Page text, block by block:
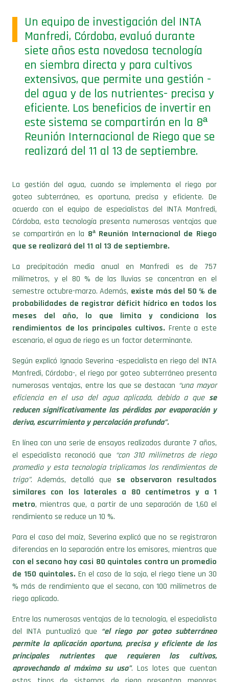
Un equipo de investigación del INTA
Manfredi, Córdoba, evaluó durante
siete años esta novedosa tecnología
en siembra directa y para cultivos
extensivos, que permite una gestión -
del agua y de los nutrientes- precisa y
eficiente. Los beneficios de invertir en
este sistema se compartirán en la 8ª
Reunión Internacional de Riego que se
realizará del 11 al 13 de septiembre.
La gestión del agua, cuando se implementa el riego por
goteo subterráneo, es oportuna, precisa y eficiente. De
acuerdo con el equipo de especialistas del INTA Manfredi,
Córdoba, esta tecnología presenta numerosas ventajas que
se compartirán en la 8ª Reunión Internacional de Riego
que se realizará del 11 al 13 de septiembre.
La precipitación media anual en Manfredi es de 757
milímetros, y el 80 % de las lluvias se concentran en el
semestre octubre-marzo. Además, existe más del 50 % de
probabilidades de registrar déficit hídrico en todos los
meses del año, lo que limita y condiciona los
rendimientos de los principales cultivos. Frente a este
escenario, el agua de riego es un factor determinante.
Según explicó Ignacio Severina -especialista en riego del INTA
Manfredi, Córdoba-, el riego por goteo subterráneo presenta
numerosas ventajas, entre las que se destacan “una mayor
eficiencia en el uso del agua aplicada, debido a que se
reducen significativamente las pérdidas por evaporación y
deriva, escurrimiento y percolación profunda”.
En línea con una serie de ensayos realizados durante 7 años,
el especialista reconoció que “con 310 milímetros de riego
promedio y esta tecnología triplicamos los rendimientos de
trigo”. Además, detalló que se observaron resultados
similares con los laterales a 80 centímetros y a 1
metro, mientras que, a partir de una separación de 1,60 el
rendimiento se reduce un 10 %.
Para el caso del maíz, Severina explicó que no se registraron
diferencias en la separación entre los emisores, mientras que
con el secano hay casi 80 quintales contra un promedio
de 150 quintales. En el caso de la soja, el riego tiene un 30
% más de rendimiento que el secano, con 100 milímetros de
riego aplicado.
Entre las numerosas ventajas de la tecnología, el especialista
del INTA puntualizó que “el riego por goteo subterráneo
permite la aplicación oportuna, precisa y eficiente de los
principales nutrientes que requieren los cultivos,
aprovechando al máximo su uso”. Los lotes que cuentan